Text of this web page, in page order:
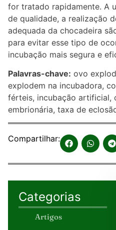
for tratado rapidamente. A
de qualidade, a realização
adequada da chocadeira
para evitar esse tipo de
incubação mais segura e
Palavras-chave: ovo
explodem na incubadora,
férteis, incubação artificial,
embrionária, taxa de
Compartilhar:
Categorias
Artigos